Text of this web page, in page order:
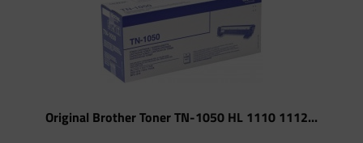
Original Brother Toner TN-1050 HL 1110 1112...